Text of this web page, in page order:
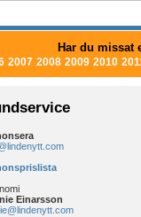
Har du missat
2007 2008 2009 2010
Einarsson